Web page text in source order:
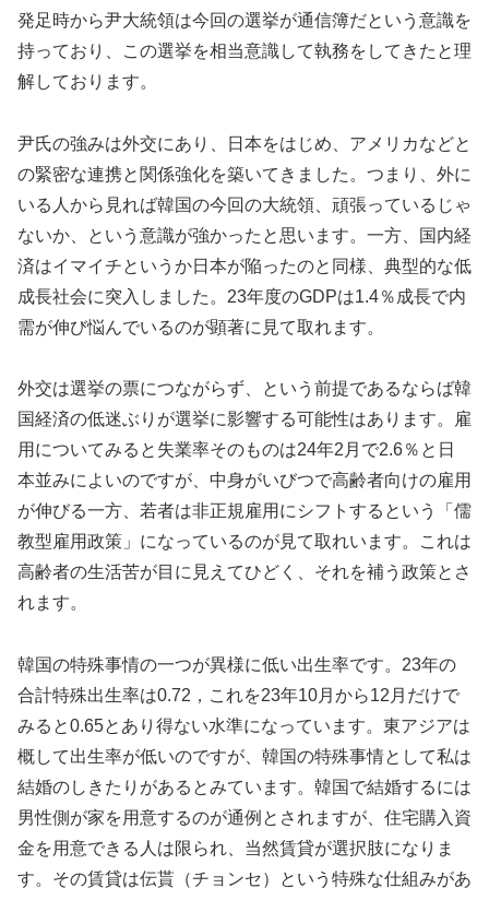
発足時から尹大統領は今回の選挙が通信簿だという意識を
持っており、この選挙を相当意識して執務をしてきたと理
解しております。
尹氏の強みは外交にあり、日本をはじめ、アメリカなどと
の緊密な連携と関係強化を築いてきました。つまり、外に
いる人から見れば韓国の今回の大統領、頑張っているじゃ
ないか、という意識が強かったと思います。一方、国内経
済はイマイチというか日本が陥ったのと同様、典型的な低
成長社会に突入しました。23年度のGDPは1.4％成長で内
需が伸び悩んでいるのが顕著に見て取れます。
外交は選挙の票につながらず、という前提であるならば韓
国経済の低迷ぶりが選挙に影響する可能性はあります。雇
用についてみると失業率そのものは24年2月で2.6％と日
本並みによいのですが、中身がいびつで高齢者向けの雇用
が伸びる一方、若者は非正規雇用にシフトするという「儒
教型雇用政策」になっているのが見て取れいます。これは
高齢者の生活苦が目に見えてひどく、それを補う政策とさ
れます。
韓国の特殊事情の一つが異様に低い出生率です。23年の
合計特殊出生率は0.72，これを23年10月から12月だけで
みると0.65とあり得ない水準になっています。東アジアは
概して出生率が低いのですが、韓国の特殊事情として私は
結婚のしきたりがあるとみています。韓国で結婚するには
男性側が家を用意するのが通例とされますが、住宅購入資
金を用意できる人は限られ、当然賃貸が選択肢になりま
す。その賃貸は伝貰（チョンセ）という特殊な仕組みがあ